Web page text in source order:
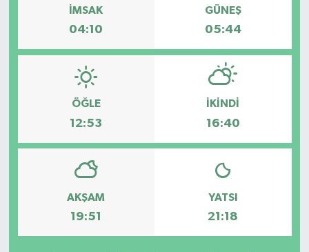
İMSAK
04:10
GÜNEŞ
05:44
ÖĞLE
12:53
İKINDI
16:40
AKŞAM
19:51
YATSI
21:18